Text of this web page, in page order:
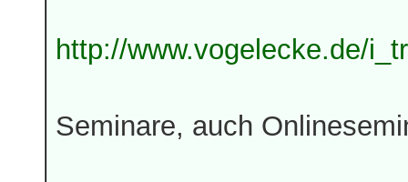
http://www.vogelecke.de/
Seminare, auch